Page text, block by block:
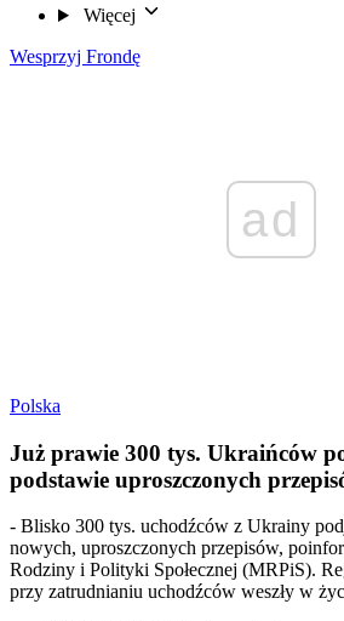
Więcej
Wesprzyj Frondę
ad
Polska
Już prawie 300 tys. Ukraińców
podstawie uproszczonych
- Blisko 300 tys. uchodźców z Ukrainy
nowych, uproszczonych przepisów,
Rodziny i Polityki Społecznej (MRPiS).
przy zatrudnianiu uchodźców weszły w